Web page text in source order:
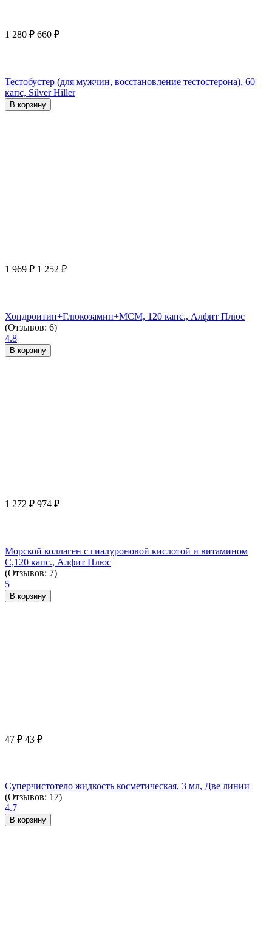
1 280 ₽ 660 ₽
Тестобустер (для мужчин, восстановление тестостерона), 60
капс, Silver Hiller
В корзину
1 969 ₽ 1 252 ₽
Хондроитин+Глюкозамин+МСМ, 120 капс., Алфит Плюс
(Отзывов: 6)
4.8
В корзину
1 272 ₽ 974 ₽
Морской коллаген с гиалуроновой кислотой и витамином
С,120 капс., Алфит Плюс
(Отзывов: 7)
5
В корзину
47 ₽ 43 ₽
Суперчистотело жидкость косметическая, 3 мл, Две линии
(Отзывов: 17)
4.7
В корзину